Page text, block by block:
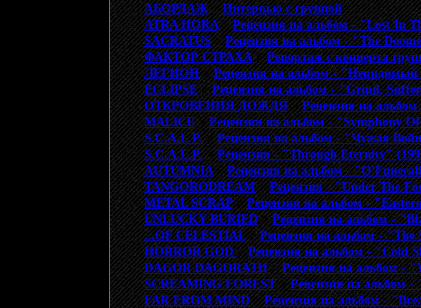
АБОРДАЖ>Интервью с группой
ATRA HORA>Рецензия на альбом - "Lost In
SACRATUS>Рецензия на альбом - "The
ФАКТОР СТРАХА>Репортаж с концерта
ЛЕГИОН>Рецензия на альбом - "Невидимый
ECLIPSE>Рецензия на альбом - "Grind,
ОТКРОВЕНИЯ ДОЖДЯ>Рецензия на
MALICE>Рецензия на альбом - "Symphony
S.C.A.L.P.>Рецензия на альбом - "Чужая
S.C.A.L.P.>Рецензия - "Through Eternity"
AUTUMNIA>Рецензия на альбом -
TANGORODREAM>Рецензия - "Under The
METAL SCRAP>Рецензия на альбом -
UNLUCKY BURIED>Рецензия на альбом -
...OF CELESTIAL>Рецензия на альбом -
HORROR GOD>Рецензия на альбом - "Cold
DAGOR DAGORATH>Рецензия на альбом -
SCREAMING FOREST>Рецензия на альбом
FAR FROM MIND>Рецензия на альбом -